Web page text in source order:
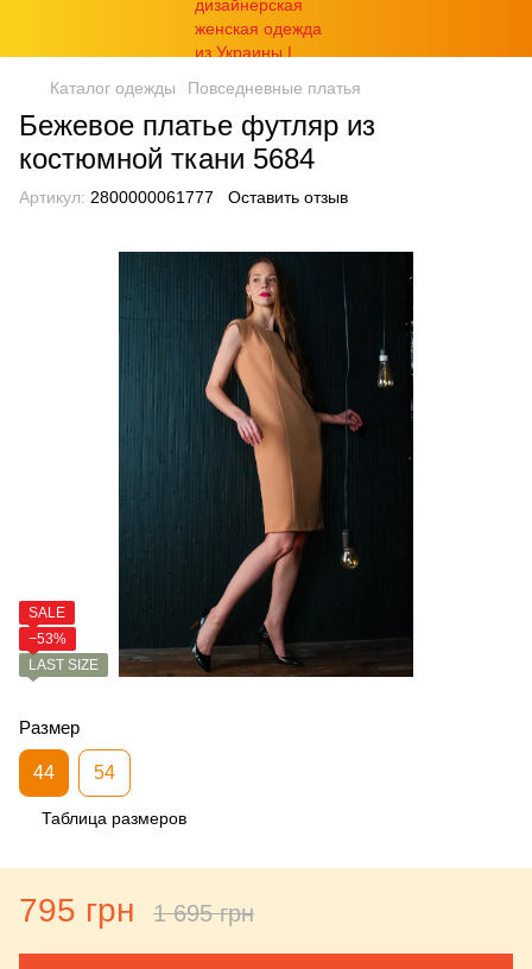
Каталог одежды Повседневные платья
Бежевое платье футляр из
костюмной ткани 5684
Артикул: 2800000061777 Оставить отзыв
SALE
−53%
LAST SIZE
Размер
44 54
Таблица размеров
795 грн 1 695 грн